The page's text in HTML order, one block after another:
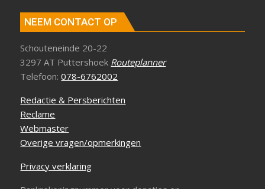
NEEM CONTACT OP
Schouteneinde 20-22
3297 AT Puttershoek Routeplanner
Telefoon:078-6762002
Redactie & Persberichten
Reclame
Webmaster
Overige vragen/opmerkingen
Privacy verklaring